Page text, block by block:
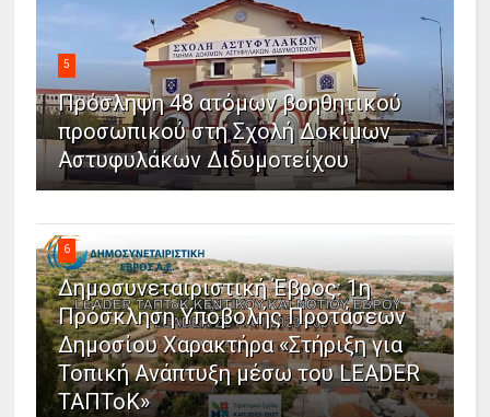
5
Πρόσληψη 48 ατόμων βοηθητικού
προσωπικού στη Σχολή Δοκίμων
Αστυφυλάκων Διδυμοτείχου
6
Δημοσυνεταιριστική Έβρος: 1η
Πρόσκληση Υποβολής Προτάσεων
Δημοσίου Χαρακτήρα «Στήριξη για
Τοπική Ανάπτυξη μέσω του LEADER
ΤΑΠΤοΚ»